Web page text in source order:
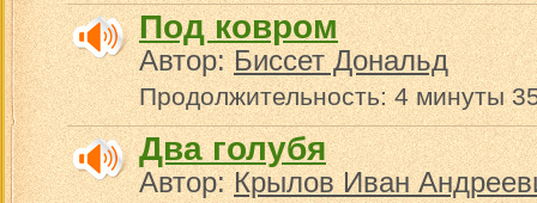
Под ковром
Автор:Биссет Дональд
Продолжительность: 4 минуты
Два голубя
Автор:Крылов Иван